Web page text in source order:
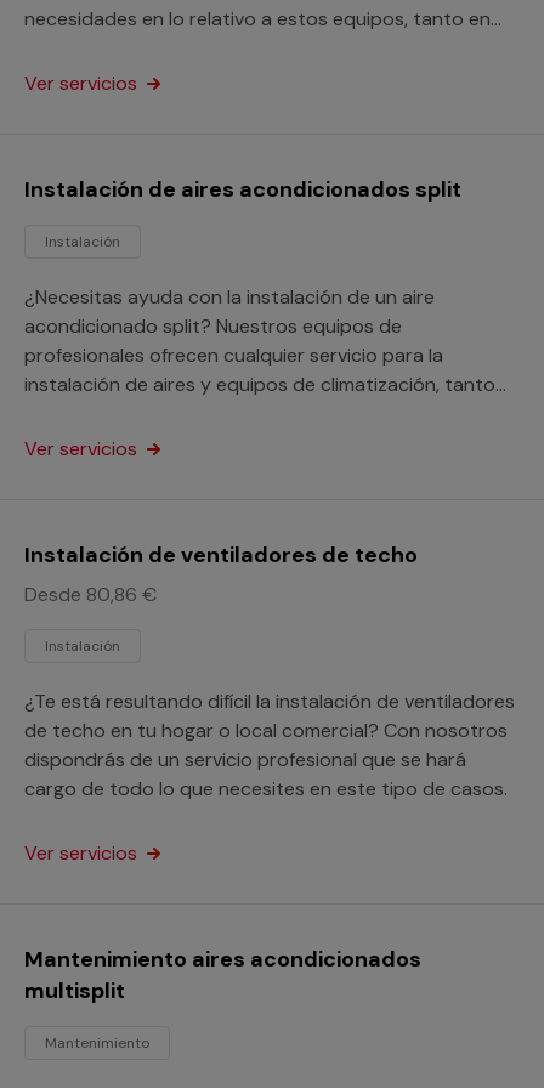
necesidades en lo relativo a estos equipos, tanto en
Ver servicios
Instalación de aires acondicionados split
Instalación
¿Necesitas ayuda con la instalación de un aire
acondicionado split? Nuestros equipos de
profesionales ofrecen cualquier servicio para la
instalación de aires y equipos de climatización, tanto
Ver servicios
Instalación de ventiladores de techo
Desde 80,86 €
Instalación
¿Te está resultando difícil la instalación de ventiladores
de techo en tu hogar o local comercial? Con nosotros
dispondrás de un servicio profesional que se hará
cargo de todo lo que necesites en este tipo de casos.
Ver servicios
Mantenimiento aires acondicionados
multisplit
Mantenimiento